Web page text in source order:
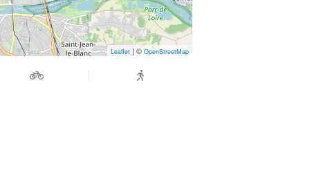
Leaflet | © OpenStreetMap